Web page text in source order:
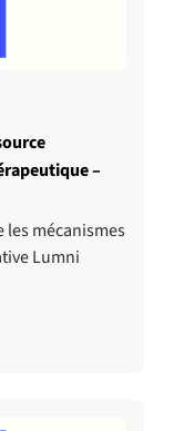
–
mécanismes
Lumni